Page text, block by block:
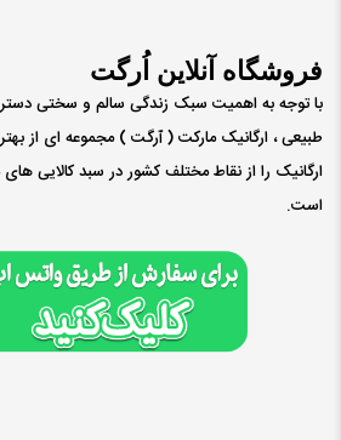
فروشگاه آنلاین اُرگت
با توجه به اهمیت سبک زندگی سالم و سختی
طبیعی ، ارگانیک مارکت ( ٱرگت ) مجموعه ای از
ارگانیک را از نقاط مختلف کشور در سبد کالایی
است.